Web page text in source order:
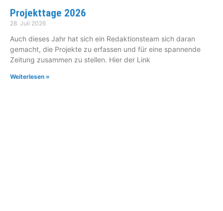
Projekttage 2026
28. Juli 2026
Auch dieses Jahr hat sich ein Redaktionsteam sich daran
gemacht, die Projekte zu erfassen und für eine spannende
Zeitung zusammen zu stellen. Hier der Link
Weiterlesen »